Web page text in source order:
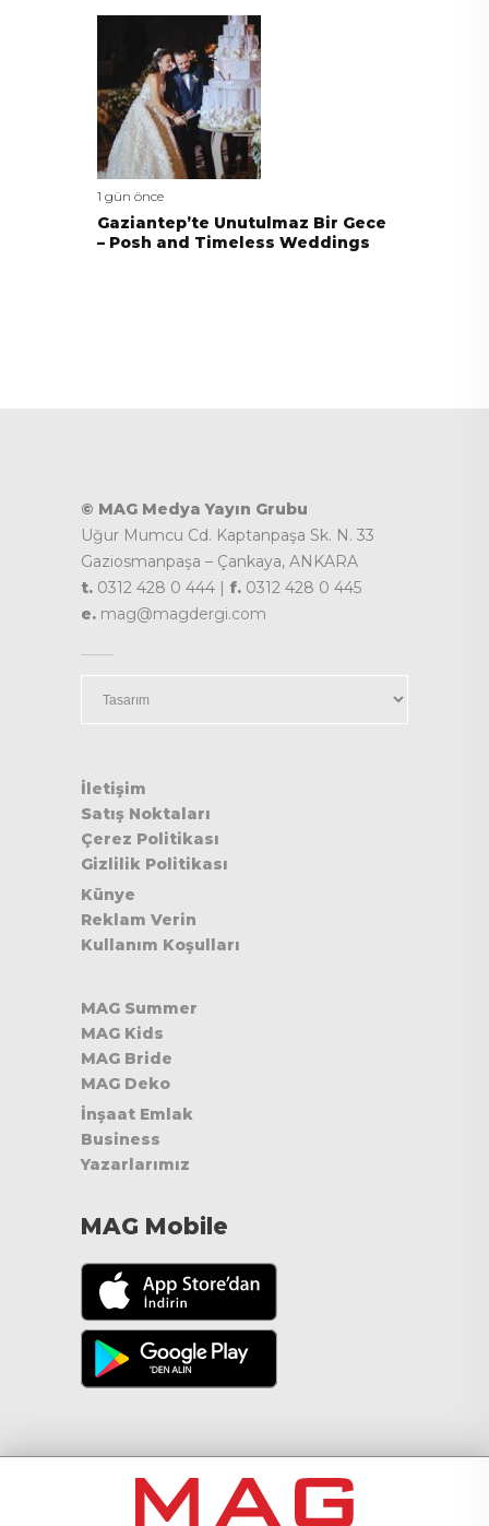
1 gün önce
Gaziantep’te Unutulmaz Bir Gece
– Posh and Timeless Weddings
© MAG Medya Yayın Grubu
Uğur Mumcu Cd. Kaptanpaşa Sk. N. 33
Gaziosmanpaşa – Çankaya, ANKARA
t. 0312 428 0 444 | f. 0312 428 0 445
e. mag@magdergi.com
İletişim
Satış Noktaları
Çerez Politikası
Gizlilik Politikası
Künye
Reklam Verin
Kullanım Koşulları
MAG Summer
MAG Kids
MAG Bride
MAG Deko
İnşaat Emlak
Business
Yazarlarımız
MAG Mobile